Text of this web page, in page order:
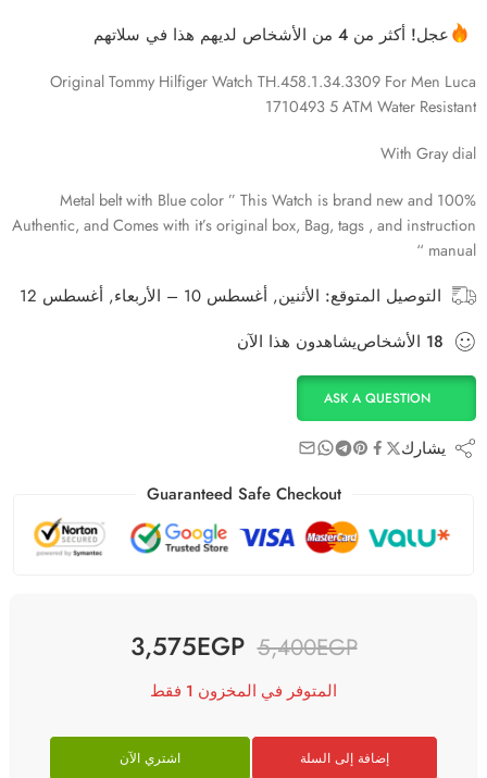
عجل! أكثر من 4 من الأشخاص لديهم هذا في سلاتهم
Original Tommy Hilfiger Watch TH.458.1.34.3309 For Men Luca
1710493 5 ATM Water Resistant
With Gray dial
Metal belt with Blue color ” This Watch is brand new and 100%
Authentic, and Comes with it’s original box, Bag, tags , and instruction
manual “
التوصيل المتوقع: الأثنين, أغسطس 10 – الأربعاء, أغسطس 12
18 الأشخاصيشاهدون هذا الآن
ASK A QUESTION
يشارك
Guaranteed Safe Checkout
5,400EGP
3,575EGP
المتوفر في المخزون 1 فقط
إضافة إلى السلة اشتري الآن